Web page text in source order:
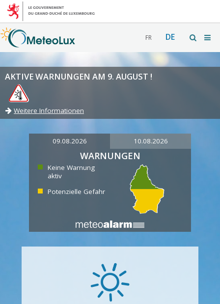
FR DE
AKTIVE WARNUNGEN AM 9. AUGUST !
Weitere Informationen
09.08.2026 10.08.2026
WARNUNGEN
Keine Warnung
aktiv
Potenzielle Gefahr